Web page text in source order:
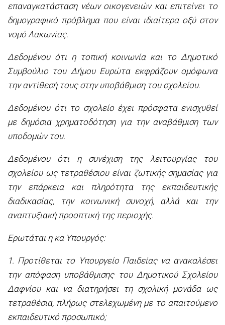
επαναγκατάσταση νέων οικογενειών και επιτείνει το
δημογραφικό πρόβλημα που είναι ιδιαίτερα οξύ στον
νομό Λακωνίας.
Δεδομένου ότι η τοπική κοινωνία και το Δημοτικό
Συμβούλιο του Δήμου Ευρώτα εκφράζουν ομόφωνα
την αντίθεσή τους στην υποβάθμιση του σχολείου.
Δεδομένου ότι το σχολείο έχει πρόσφατα ενισχυθεί
με δημόσια χρηματοδότηση για την αναβάθμιση των
υποδομών του.
Δεδομένου ότι η συνέχιση της λειτουργίας του
σχολείου ως τετραθέσιου είναι ζωτικής σημασίας για
την επάρκεια και πληρότητα της εκπαιδευτικής
διαδικασίας, την κοινωνική συνοχή, αλλά και την
αναπτυξιακή προοπτική της περιοχής.
Ερωτάται η κα Υπουργός:
1. Προτίθεται το Υπουργείο Παιδείας να ανακαλέσει
την απόφαση υποβάθμισης του Δημοτικού Σχολείου
Δαφνίου και να διατηρήσει τη σχολική μονάδα ως
τετραθέσια, πλήρως στελεχωμένη με το απαιτούμενο
εκπαιδευτικό προσωπικό;